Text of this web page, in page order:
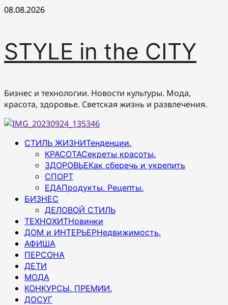
Перейти
08.08.2026
STYLE in the CITY
Бизнес и технологии. Новости культуры. Мода,
красота, здоровье. Светская жизнь и развлечения.
Основное
СТИЛЬ ЖИЗНИТенденции.
КРАСОТАСекреты красоты.
ЗДОРОВЬЕКак сберечь и укрепить
СПОРТ
ЕДАПродукты. Рецепты.
БИЗНЕС
ДЕЛОВОЙ СТИЛЬ
ТЕХНОХИТНовинки
ДОМ и ИНТЕРЬЕРНедвижимость.
АФИША
ПЕРСОНА
ДЕТИ
МОДА
КОНКУРСЫ. ПРЕМИИ.
ДОСУГ